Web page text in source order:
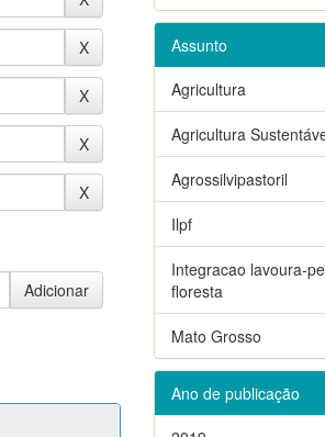
Assunto
Agricultura
Agricultura
Agrossilvipastoril
Ilpf
Integracao lavoura-
floresta
Mato Grosso
Ano de publicação